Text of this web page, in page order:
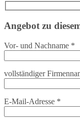
Angebot zu
Vor- und Nachname *
vollständiger
E-Mail-Adresse *